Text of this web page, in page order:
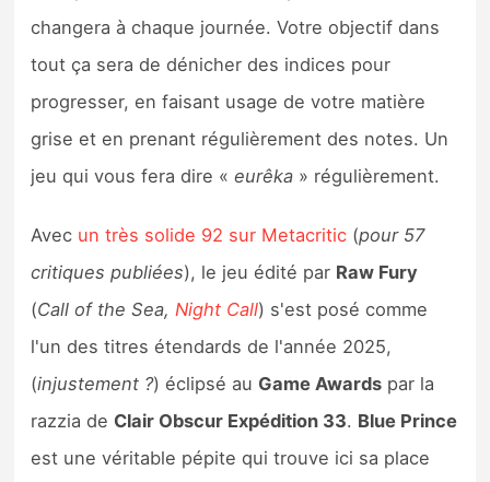
changera à chaque journée. Votre objectif dans
tout ça sera de dénicher des indices pour
progresser, en faisant usage de votre matière
grise et en prenant régulièrement des notes. Un
jeu qui vous fera dire « eurêka » régulièrement.
Avec un très solide 92 sur Metacritic (pour 57
critiques publiées), le jeu édité par Raw Fury
(Call of the Sea, Night Call) s'est posé comme
l'un des titres étendards de l'année 2025,
(injustement ?) éclipsé au Game Awards par la
razzia de Clair Obscur Expédition 33. Blue Prince
est une véritable pépite qui trouve ici sa place